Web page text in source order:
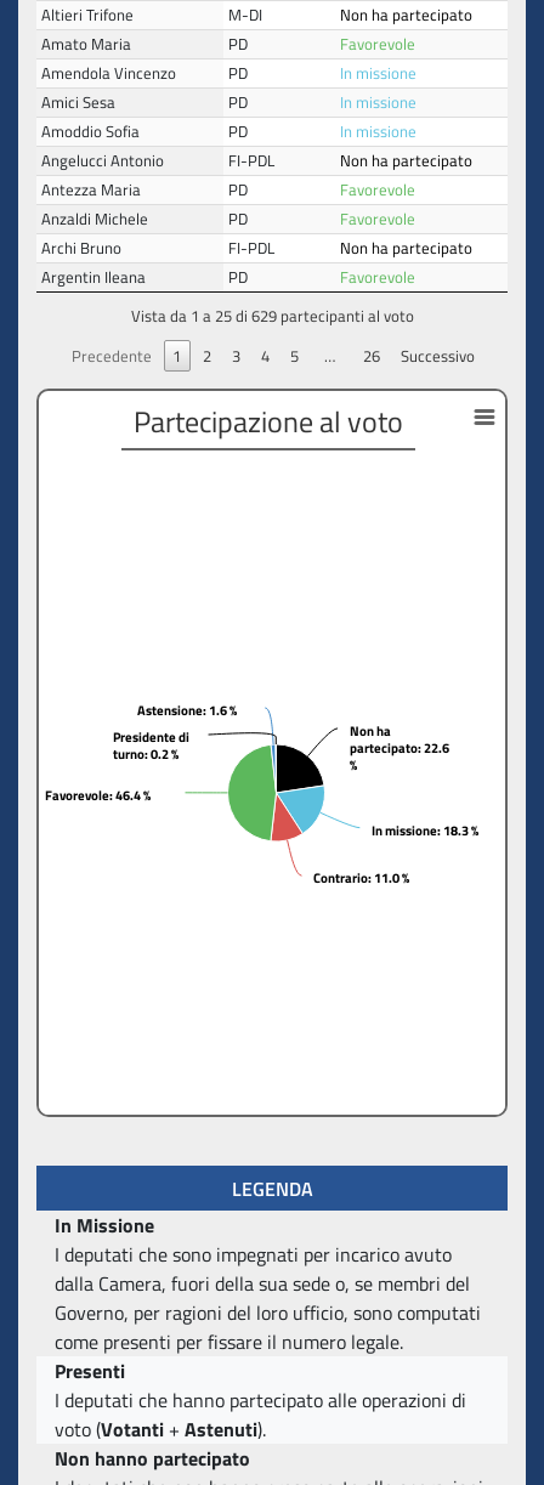
Altieri Trifone
M-DI
Non ha partecipato
Amato Maria
PD
Favorevole
Amendola Vincenzo
PD
In missione
Amici Sesa
PD
In missione
Amoddio Sofia
PD
In missione
Angelucci Antonio
FI-PDL
Non ha partecipato
Antezza Maria
PD
Favorevole
Anzaldi Michele
PD
Favorevole
Archi Bruno
FI-PDL
Non ha partecipato
Argentin Ileana
PD
Favorevole
Vista da 1 a 25 di 629 partecipanti al voto
Precedente
1 2 3 4 5 … 26 Successivo
Non ha
partecipato: 22.6
%
Non ha
partecipato: 22.6
%
In missione: 18.3 %
In missione: 18.3 %
Contrario: 11.0 %
Contrario: 11.0 %
Favorevole: 46.4 %
Favorevole: 46.4 %
Astensione: 1.6 %
Astensione: 1.6 %
Presidente di
turno: 0.2 %
Presidente di
turno: 0.2 %
Partecipazione al voto
LEGENDA
In Missione
I deputati che sono impegnati per incarico avuto
dalla Camera, fuori della sua sede o, se membri del
Governo, per ragioni del loro ufficio, sono computati
come presenti per fissare il numero legale.
Presenti
I deputati che hanno partecipato alle operazioni di
voto (Votanti + Astenuti).
Non hanno partecipato